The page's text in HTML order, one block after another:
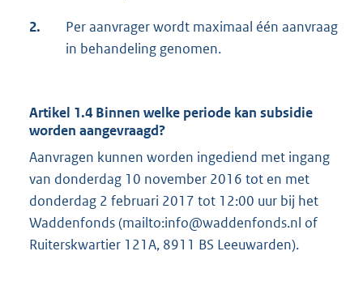
2.
Per aanvrager wordt maximaal één aanvraag
in behandeling genomen.
Artikel 1.4 Binnen welke periode kan subsidie
worden aangevraagd?
Aanvragen kunnen worden ingediend met ingang
van donderdag 10 november 2016 tot en met
donderdag 2 februari 2017 tot 12:00 uur bij het
Waddenfonds (mailto:info@waddenfonds.nl of
Ruiterskwartier 121A, 8911 BS Leeuwarden).